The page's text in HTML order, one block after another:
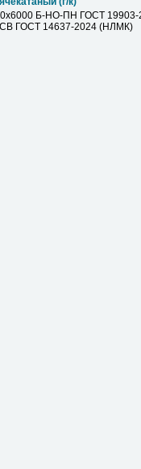
Б-НО-ПН ГОСТ 19903-
ГОСТ 14637-2024 (НЛМК)